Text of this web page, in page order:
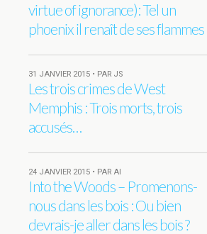
virtue of ignorance): Tel un
phoenix il renaît de ses flammes
31 JANVIER 2015 • PAR JS
Les trois crimes de West
Memphis : Trois morts, trois
accusés…
24 JANVIER 2015 • PAR AI
Into the Woods – Promenons-
nous dans les bois : Ou bien
devrais-je aller dans les bois ?